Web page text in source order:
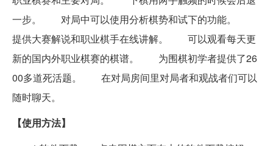
一步。 对局中可以使用分析棋势和试下的功能。
提供大赛解说和职业棋手在线讲解。 可以观看每天更
新的国内外职业棋赛的棋谱。 为围棋初学者提供了26
00多道死活题。 在对局房间里对局者和观战者们可以
随时聊天。
【使用方法】